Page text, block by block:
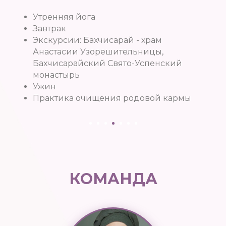
Утренняя йога
Завтрак
Экскурсии: Бахчисарай - храм
Анастасии Узорешительницы,
Бахчисарайский Свято-Успенский
монастырь
Ужин
Практика очищения родовой кармы
КОМАНДА